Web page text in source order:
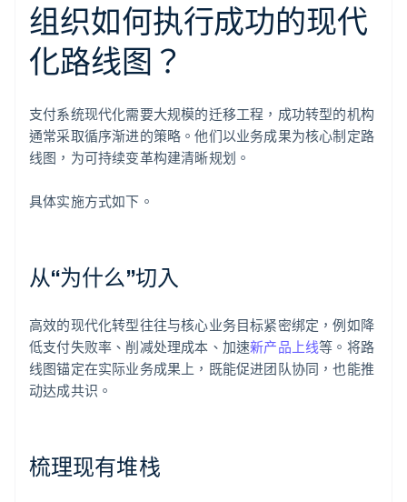
组织如何执行成功的现代
化路线图？
支付系统现代化需要大规模的迁移工程，成功转型的机构
通常采取循序渐进的策略。他们以业务成果为核心制定路
线图，为可持续变革构建清晰规划。
具体实施方式如下。
从“为什么”切入
高效的现代化转型往往与核心业务目标紧密绑定，例如降
低支付失败率、削减处理成本、加速新产品上线等。将路
线图锚定在实际业务成果上，既能促进团队协同，也能推
动达成共识。
梳理现有堆栈